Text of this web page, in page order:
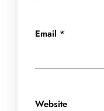
Email *
Website